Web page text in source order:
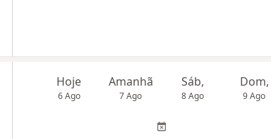
Hoje
6 Ago
Amanhã
7 Ago
Sáb,
8 Ago
Dom,
9 Ago